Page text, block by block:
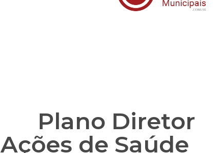
Plano Diretor
Ações de Saúde